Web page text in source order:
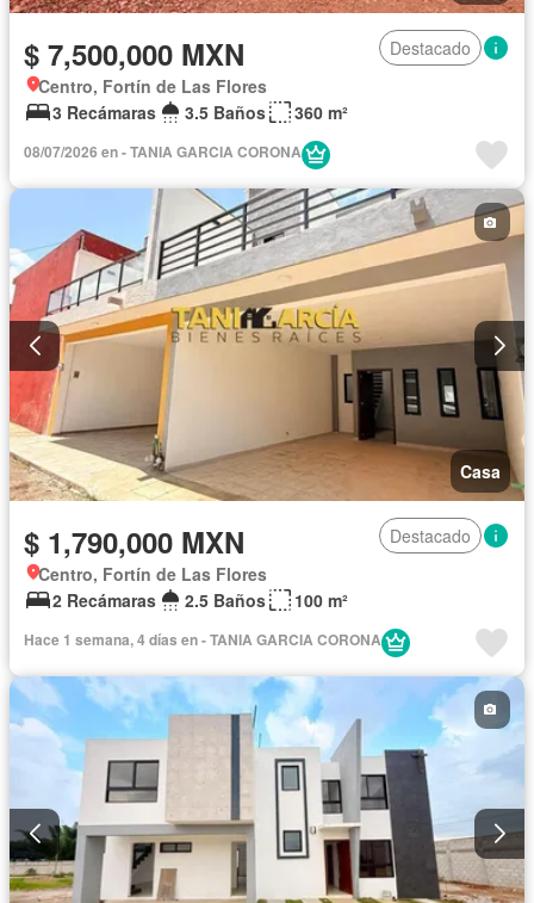
$ 7,500,000 MXN
Destacado
Centro, Fortín de Las Flores
3 Recámaras
3.5 Baños 360 m²
08/07/2026 en - TANIA GARCIA CORONA
Casa
$ 1,790,000 MXN
Destacado
Centro, Fortín de Las Flores
2 Recámaras
2.5 Baños 100 m²
Hace 1 semana, 4 días en - TANIA GARCIA CORONA